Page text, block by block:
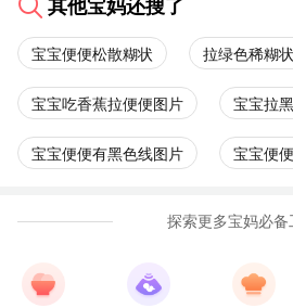
其他宝妈还搜了
宝宝便便松散糊状 拉绿色稀糊
宝宝吃香蕉拉便便图片 宝宝拉
宝宝便便有黑色线图片 宝宝便
探索更多宝妈必备